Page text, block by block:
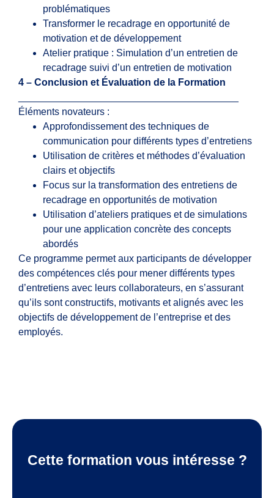
problématiques
Transformer le recadrage en opportunité de
motivation et de développement
Atelier pratique : Simulation d’un entretien de
recadrage suivi d’un entretien de motivation
4 – Conclusion et Évaluation de la Formation
Éléments novateurs :
Approfondissement des techniques de
communication pour différents types d’entretiens
Utilisation de critères et méthodes d’évaluation
clairs et objectifs
Focus sur la transformation des entretiens de
recadrage en opportunités de motivation
Utilisation d’ateliers pratiques et de simulations
pour une application concrète des concepts
abordés
Ce programme permet aux participants de développer
des compétences clés pour mener différents types
d’entretiens avec leurs collaborateurs, en s’assurant
qu’ils sont constructifs, motivants et alignés avec les
objectifs de développement de l’entreprise et des
employés.
Cette formation vous intéresse ?